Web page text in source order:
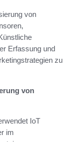
von
Erfassung und
zu
von
IoT
im